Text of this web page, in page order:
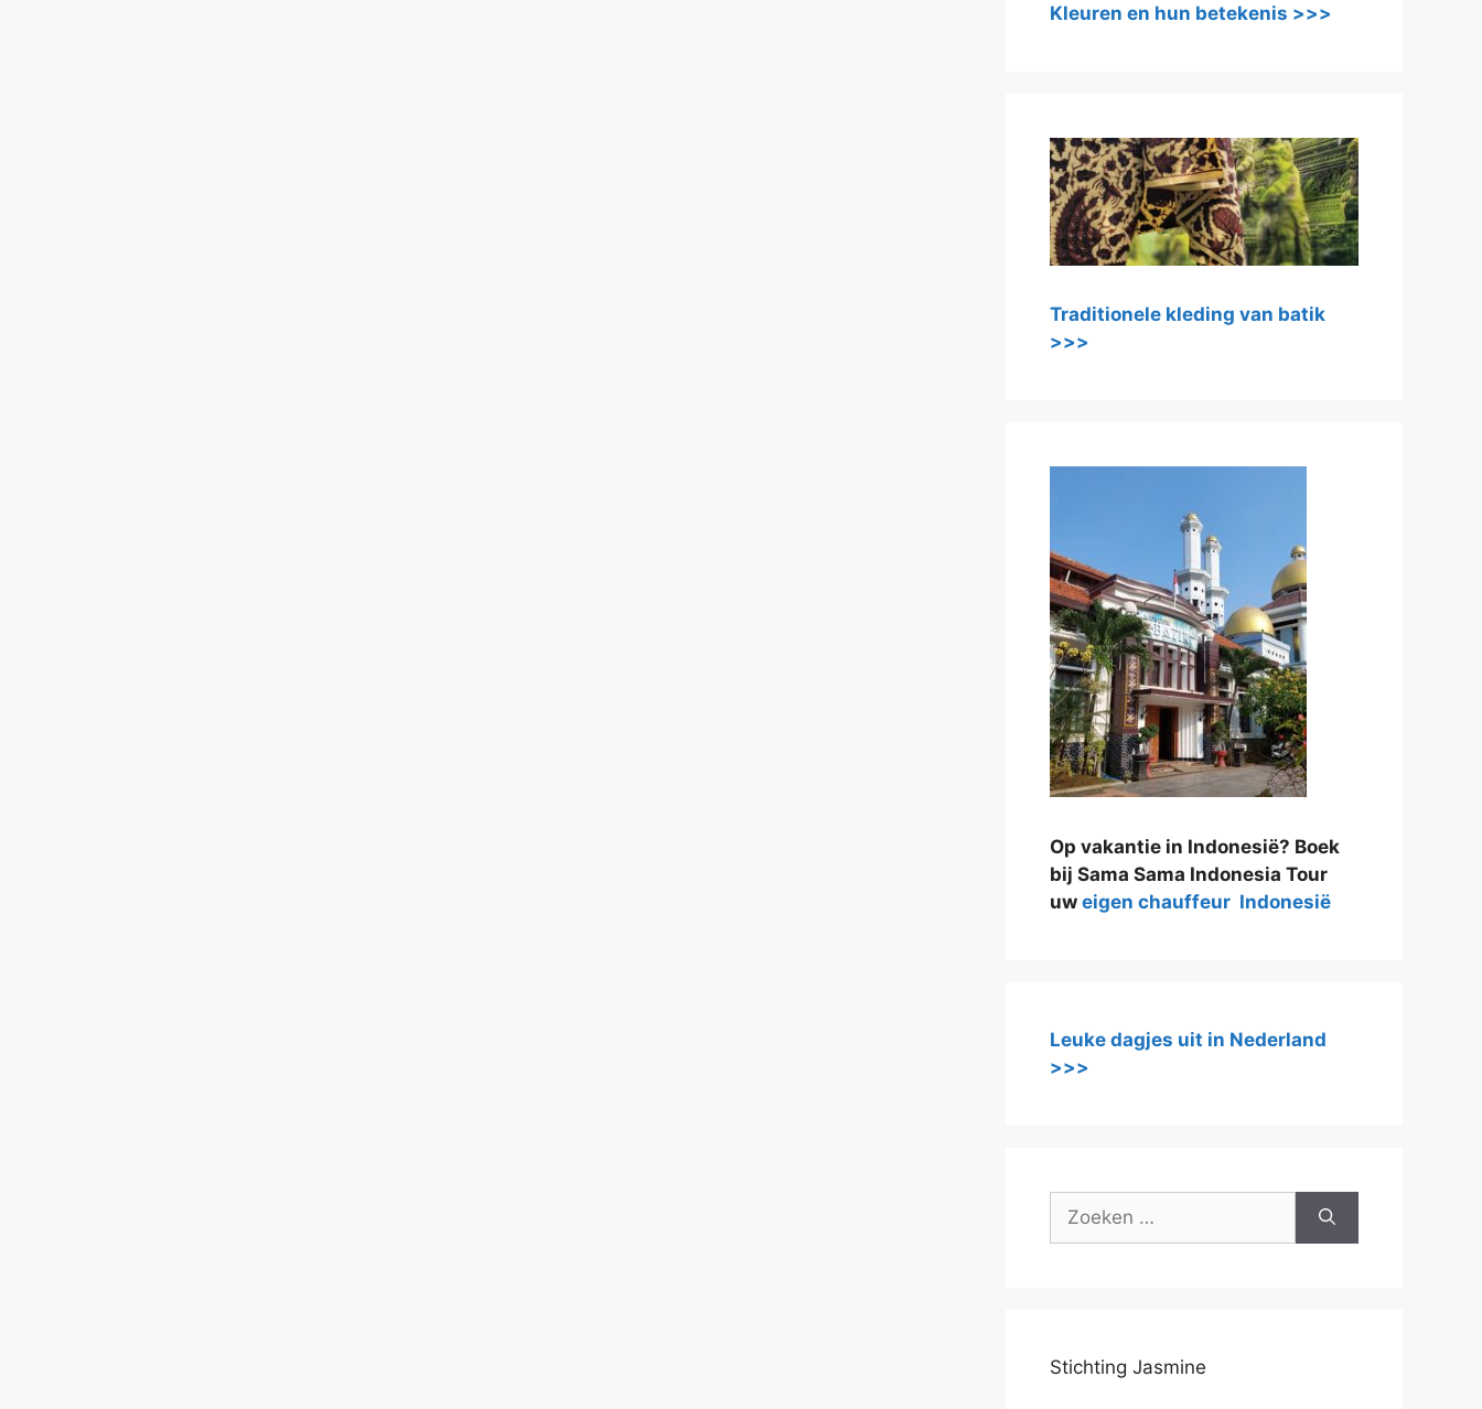
Kleuren en hun betekenis >>>
Traditionele kleding van batik
>>>
Op vakantie in Indonesië? Boek
bij Sama Sama Indonesia Tour
uw eigen chauffeur Indonesië
Leuke dagjes uit in Nederland
>>>
naar:
Stichting Jasmine